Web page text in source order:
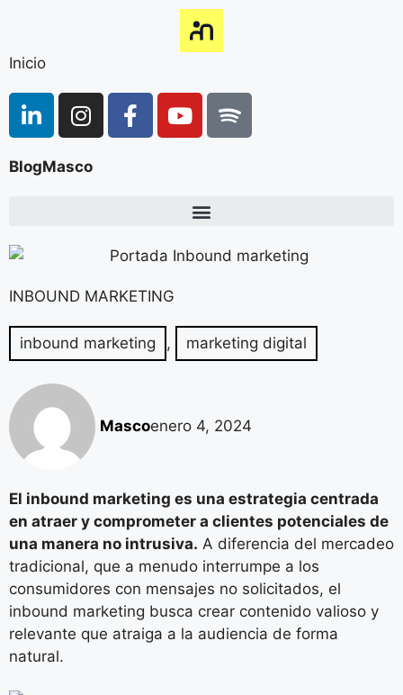
Inicio
BlogMasco
INBOUND MARKETING
inbound marketing , marketing digital
Mascoenero 4, 2024
El inbound marketing es una estrategia centrada
en atraer y comprometer a clientes potenciales de
una manera no intrusiva. A diferencia del mercadeo
tradicional, que a menudo interrumpe a los
consumidores con mensajes no solicitados, el
inbound marketing busca crear contenido valioso y
relevante que atraiga a la audiencia de forma
natural.